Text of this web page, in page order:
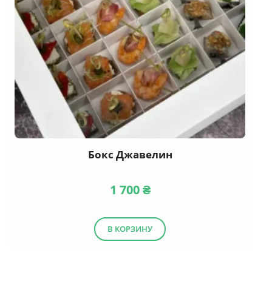
Бокс Джавелин
1 700₴
В КОРЗИНУ